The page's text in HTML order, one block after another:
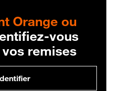
Orange ou
vous
remises